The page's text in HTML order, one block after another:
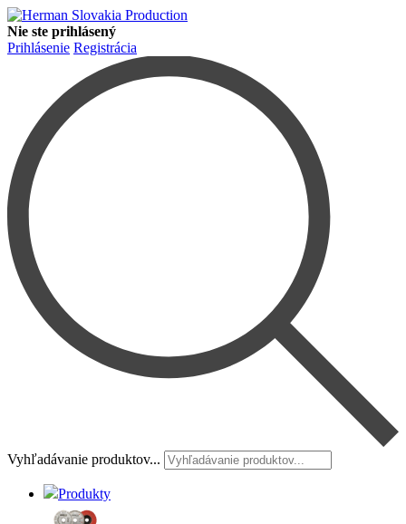
Nie ste prihlásený
Prihlásenie Registrácia
Vyhľadávanie produktov...
Produkty